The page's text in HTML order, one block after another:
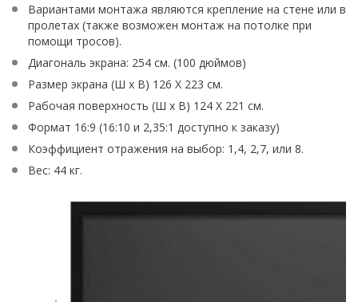
Вариантами монтажа являются крепление на стене или в
пролетах (также возможен монтаж на потолке при
помощи тросов).
Диагональ экрана: 254 см. (100 дюймов)
Размер экрана (Ш х В) 126 X 223 см.
Рабочая поверхность (Ш х В) 124 X 221 см.
Формат 16:9 (16:10 и 2,35:1 доступно к заказу)
Коэффициент отражения на выбор: 1,4, 2,7, или 8.
Вес: 44 кг.